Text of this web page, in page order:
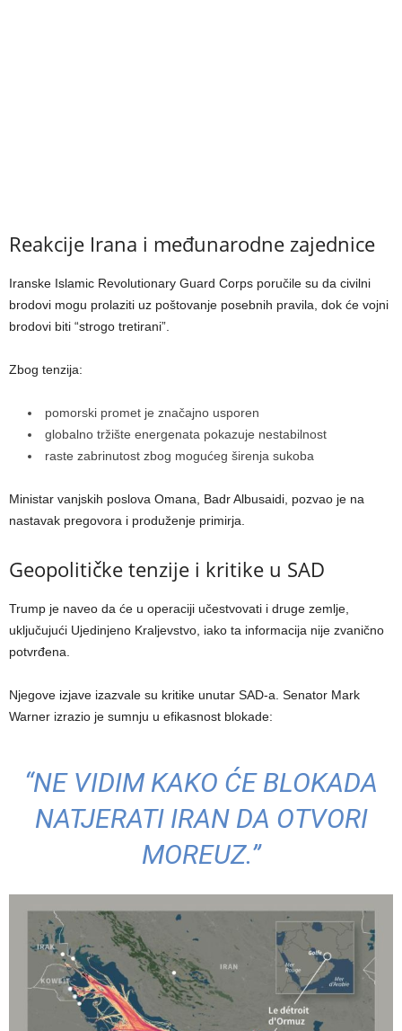
Reakcije Irana i međunarodne zajednice
Iranske Islamic Revolutionary Guard Corps poručile su da civilni
brodovi mogu prolaziti uz poštovanje posebnih pravila, dok će vojni
brodovi biti “strogo tretirani”.
Zbog tenzija:
pomorski promet je značajno usporen
globalno tržište energenata pokazuje nestabilnost
raste zabrinutost zbog mogućeg širenja sukoba
Ministar vanjskih poslova Omana, Badr Albusaidi, pozvao je na
nastavak pregovora i produženje primirja.
Geopolitičke tenzije i kritike u SAD
Trump je naveo da će u operaciji učestvovati i druge zemlje,
uključujući Ujedinjeno Kraljevstvo, iako ta informacija nije zvanično
potvrđena.
Njegove izjave izazvale su kritike unutar SAD-a. Senator Mark
Warner izrazio je sumnju u efikasnost blokade:
“NE VIDIM KAKO ĆE BLOKADA
NATJERATI IRAN DA OTVORI
MOREUZ.”